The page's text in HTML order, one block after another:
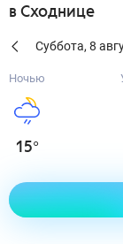
в Сходнице
Суббота, 8
Ночью
15°